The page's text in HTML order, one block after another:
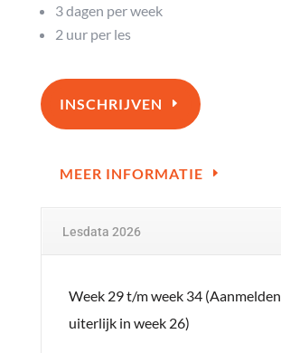
3 dagen per week
2 uur per les
INSCHRIJVEN
MEER INFORMATIE
Lesdata 2026
Week 29 t/m week 34 (Aanmelden
uiterlijk in week 26)